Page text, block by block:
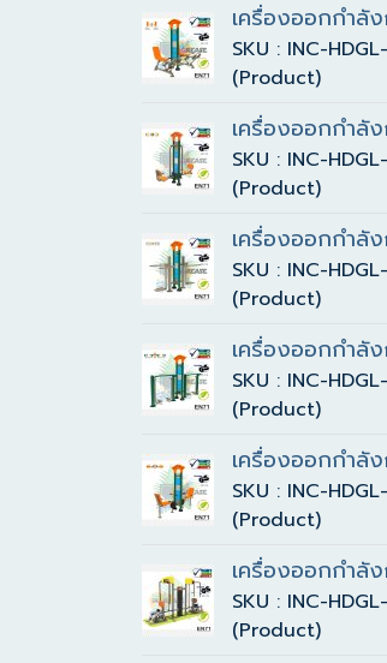
เครื่องออกกำลั
SKU : INC-
(Product)
เครื่องออกกำลั
SKU : INC-
(Product)
เครื่องออกกำลั
SKU : INC-
(Product)
เครื่องออกกำลั
SKU : INC-
(Product)
เครื่องออกกำลั
SKU : INC-
(Product)
เครื่องออกกำลั
SKU : INC-
(Product)